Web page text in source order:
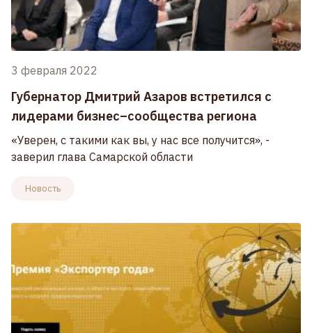
3 февраля 2022
Губернатор Дмитрий Азаров встретился с
лидерами бизнес–сообщества региона
«Уверен, с такими как вы, у нас все получится», -
заверил глава Самарской области
Новость